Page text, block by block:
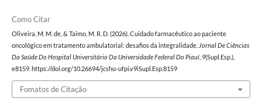
Como Citar
Oliveira, M. M. de, & Taimo, M. R. D. (2026). Cuidado farmacêutico ao paciente
oncológico em tratamento ambulatorial: desafios da integralidade. Jornal De Ciências
Da Saúde Do Hospital Universitário Da Universidade Federal Do Piauí, 9(Supl.Esp.),
e8159. https://doi.org/10.26694/jcshu-ufpi.v9iSupl.Esp.8159
Fomatos de Citação